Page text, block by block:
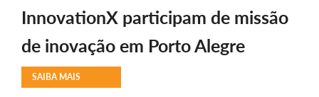
InnovationX participam de missão
de inovação em Porto Alegre
SAIBA MAIS